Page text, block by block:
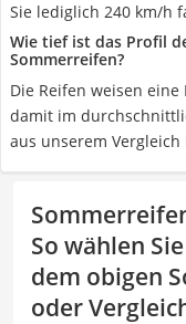
Sie lediglich 240 km/h
Wie tief ist das Profil
Sommerreifen?
Die Reifen weisen
damit im
aus unserem
So wählen
dem obigen
oder